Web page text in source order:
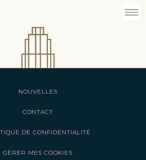
NOUVELLES
CONTACT
DE CONFIDENTIALITÉ
GÉRER MES COOKIES